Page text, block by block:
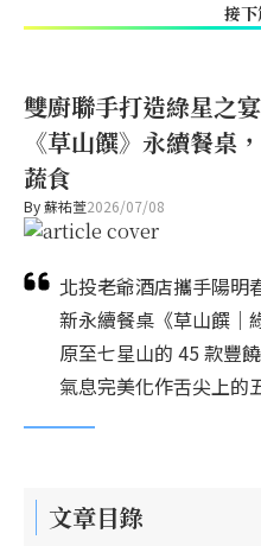
接
雙廚聯手打造綠星之
《草山饌》永續餐桌
蔬食
By蘇祐萱2026/07/08
北投老爺酒店攜手陽明
新永續餐桌《草山饌｜
原至七星山的 45 款豐
氣息完美化作舌尖上的
文章目錄